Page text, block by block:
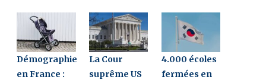
Démographie
en France :
La Cour
suprême US
4.000 écoles
fermées en